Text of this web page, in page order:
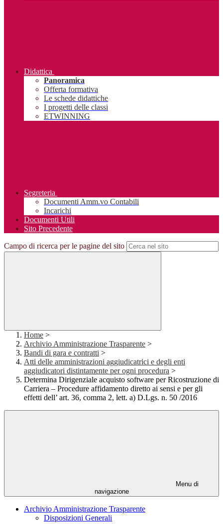
Didattica
Panoramica
Offerta formativa
Le schede didattiche
I progetti delle classi
ETWINNING
Segreteria
Documenti Amm.vo Contabili
Incarichi
Documenti Utili
Sito Precedente
Campo di ricerca per le pagine del sito
Home >
Archivio Amministrazione Trasparente >
Bandi di gara e contratti >
Atti delle amministrazioni aggiudicatrici e degli enti
aggiudicatori distintamente per ogni procedura >
Determina Dirigenziale acquisto software per Ricostruzione di
Carriera – Procedure affidamento diretto ai sensi e per gli
effetti dell’ art. 36, comma 2, lett. a) D.Lgs. n. 50 /2016
Menu di
navigazione
Archivio Amministrazione Trasparente
Disposizioni Generali